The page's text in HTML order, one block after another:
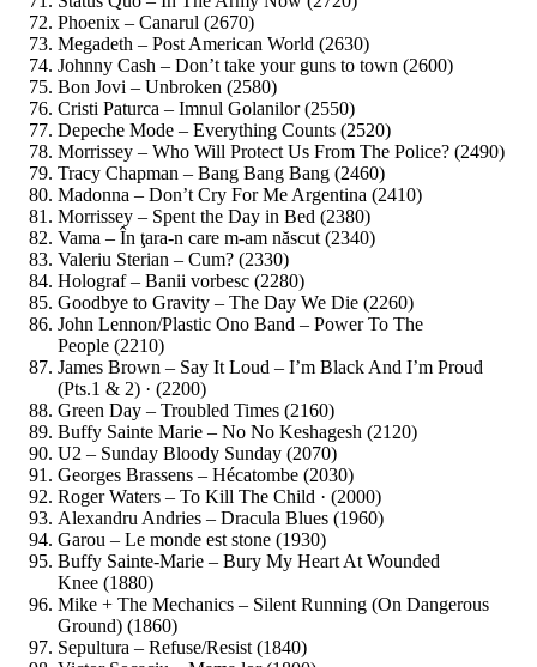
Phoenix – Canarul (2670)
Megadeth – Post American World (2630)
Johnny Cash – Don’t take your guns to town (2600)
Bon Jovi – Unbroken (2580)
Cristi Paturca – Imnul Golanilor (2550)
Depeche Mode – Everything Counts (2520)
Morrissey – Who Will Protect Us From The Police? (2490)
Tracy Chapman – Bang Bang Bang (2460)
Madonna – Don’t Cry For Me Argentina (2410)
Morrissey – Spent the Day in Bed (2380)
Vama – În ţara-n care m-am născut (2340)
Valeriu Sterian – Cum? (2330)
Holograf – Banii vorbesc (2280)
Goodbye to Gravity – The Day We Die (2260)
John Lennon/Plastic Ono Band – Power To The
People (2210)
James Brown – Say It Loud – I’m Black And I’m Proud
(Pts.1 & 2) · (2200)
Green Day – Troubled Times (2160)
Buffy Sainte Marie – No No Keshagesh (2120)
U2 – Sunday Bloody Sunday (2070)
Georges Brassens – Hécatombe (2030)
Roger Waters – To Kill The Child · (2000)
Alexandru Andries – Dracula Blues (1960)
Garou – Le monde est stone (1930)
Buffy Sainte-Marie – Bury My Heart At Wounded
Knee (1880)
Mike + The Mechanics – Silent Running (On Dangerous
Ground) (1860)
Sepultura – Refuse/Resist (1840)